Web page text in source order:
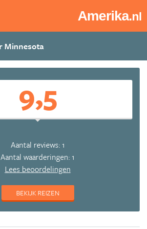
Amerika.nl
9,5
Aantal reviews: 1
Aantal waarderingen: 1
Lees beoordelingen
BEKIJK REIZEN